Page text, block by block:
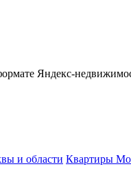
Яндекс-
и области Квартиры